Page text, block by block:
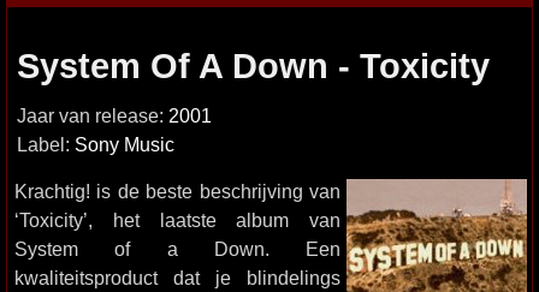
System Of A Down - Toxicity
Jaar van release: 2001
Label: Sony Music
Krachtig! is de beste beschrijving van
‘Toxicity’, het laatste album van
System of a Down. Een
kwaliteitsproduct dat je blindelings